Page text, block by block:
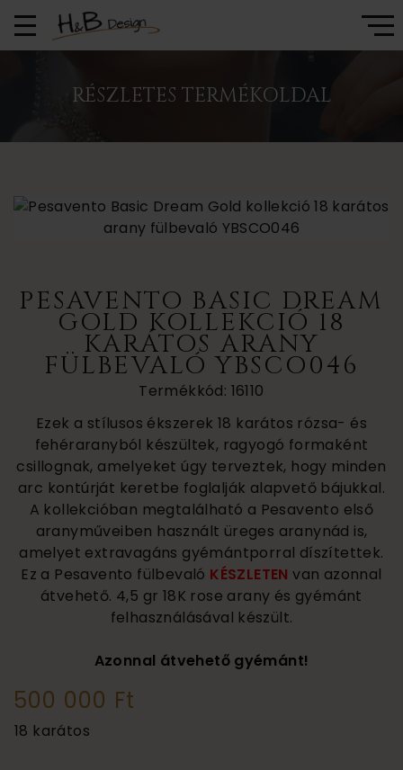
RÉSZLETES TERMÉKOLDAL
PESAVENTO BASIC DREAM
GOLD KOLLEKCIÓ 18
KARÁTOS ARANY
FÜLBEVALÓ YBSCO046
Termékkód: 16110
Ezek a stílusos ékszerek 18 karátos rózsa- és
fehéraranyból készültek, ragyogó formaként
csillognak, amelyeket úgy terveztek, hogy minden
arc kontúrját keretbe foglalják alapvető bájukkal.
A kollekcióban megtalálható a Pesavento első
aranyműveiben használt üreges aranynád is,
amelyet extravagáns gyémántporral díszítettek.
Ez a Pesavento fülbevaló KÉSZLETEN van azonnal
átvehető. 4,5 gr 18K rose arany és gyémánt
felhasználásával készült.
Azonnal átvehető gyémánt!
500 000 Ft
18 karátos